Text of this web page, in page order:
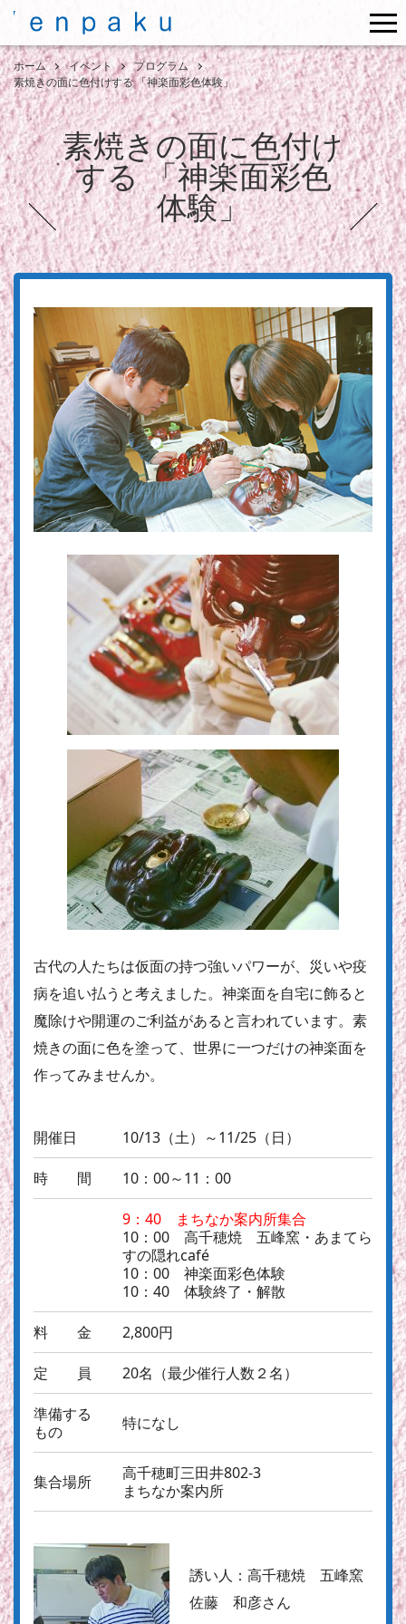
ホーム イベント
プログラム
素焼きの面に色付けする 「神楽面彩色体験」
素焼きの面に色付け
する 「神楽面彩色
体験」
古代の人たちは仮面の持つ強いパワーが、災いや疫
病を追い払うと考えました。神楽面を自宅に飾ると
魔除けや開運のご利益があると言われています。素
焼きの面に色を塗って、世界に一つだけの神楽面を
作ってみませんか。
開催日 10/13（土）～11/25（日）
時 間 10：00～11：00
9：40 まちなか案内所集合
10：00 高千穂焼 五峰窯・あまてら
すの隠れcafé
10：00 神楽面彩色体験
10：40 体験終了・解散
料 金 2,800円
定 員 20名（最少催行人数２名）
準備する
もの
特になし
集合場所
高千穂町三田井802-3
まちなか案内所
誘い人：高千穂焼 五峰窯
佐藤 和彦さん